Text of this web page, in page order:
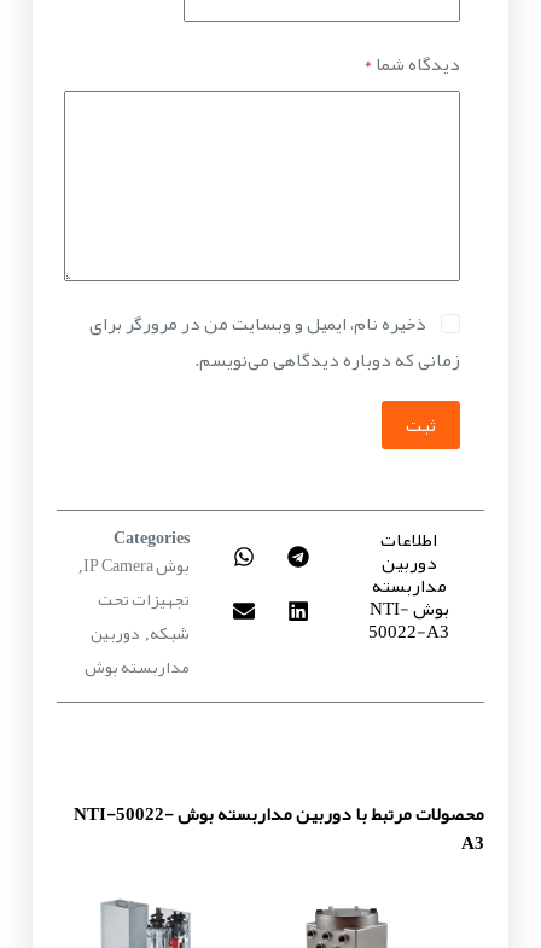
دیدگاه شما*
ذخیره نام، ایمیل و وبسایت من در مرورگر برای
زمانی که دوباره دیدگاهی می‌نویسم.
ثبت
اطلاعات
دوربین
مداربسته
بوش NTI-
50022-A3
Categories
بوش IP Camera ,
تجهیزات تحت
شبکه, دوربین
مداربسته بوش
محصولات مرتبط با دوربین مداربسته بوش NTI-50022-
A3